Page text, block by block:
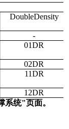
DoubleDensity
-
01DR
02DR
11DR
12DR
系统"页面。